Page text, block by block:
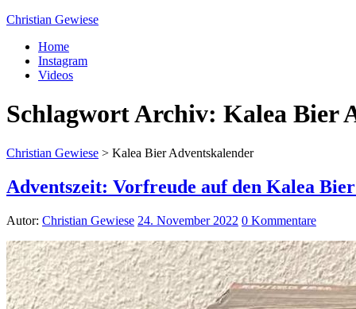
Christian Gewiese
Home
Instagram
Videos
Schlagwort Archiv: Kalea Bier
Christian Gewiese > Kalea Bier Adventskalender
Adventszeit: Vorfreude auf den Kalea
Autor: Christian Gewiese 24. November 2022 0 Kommentare